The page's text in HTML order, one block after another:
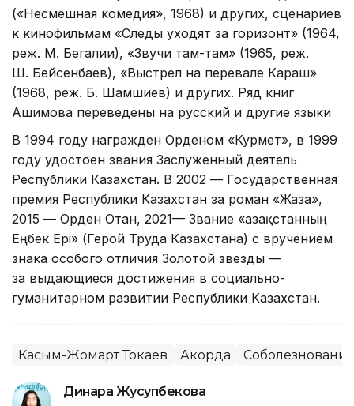
(«Несмешная комедия», 1968) и других, сценариев
к кинофильмам «Следы уходят за горизонт» (1964,
реж. М. Бегалии), «Звучи там-там» (1965, реж.
Ш. Бейсенбаев), «Выстрел на перевале Караш»
(1968, реж. Б. Шамшиев) и других. Ряд книг
Ашимова переведены на русский и другие языки
В 1994 году награжден Орденом «Курмет», в 1999
году удостоен звания Заслуженный деятель
Республики Казахстан. В 2002 — Государственная
премия Республики Казахстан за роман «Жаза»,
2015 — Орден Отан, 2021— Звание «Қазақстанның
Еңбек Ері» (Герой Труда Казахстана) с вручением
знака особого отличия Золотой звезды —
за выдающиеся достижения в социально-
гуманитарном развитии Республики Казахстан.
Касым-Жомарт Токаев Акорда
Динара Жусупбекова